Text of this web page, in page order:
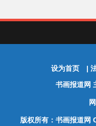
设为首页 |
书画报道网
版权所有：书画报道